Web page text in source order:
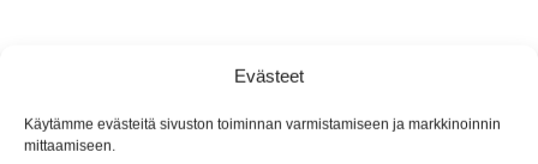
Evästeet
Käytämme evästeitä sivuston toiminnan varmistamiseen ja markkinoinnin
mittaamiseen.
Pelastusliivit,